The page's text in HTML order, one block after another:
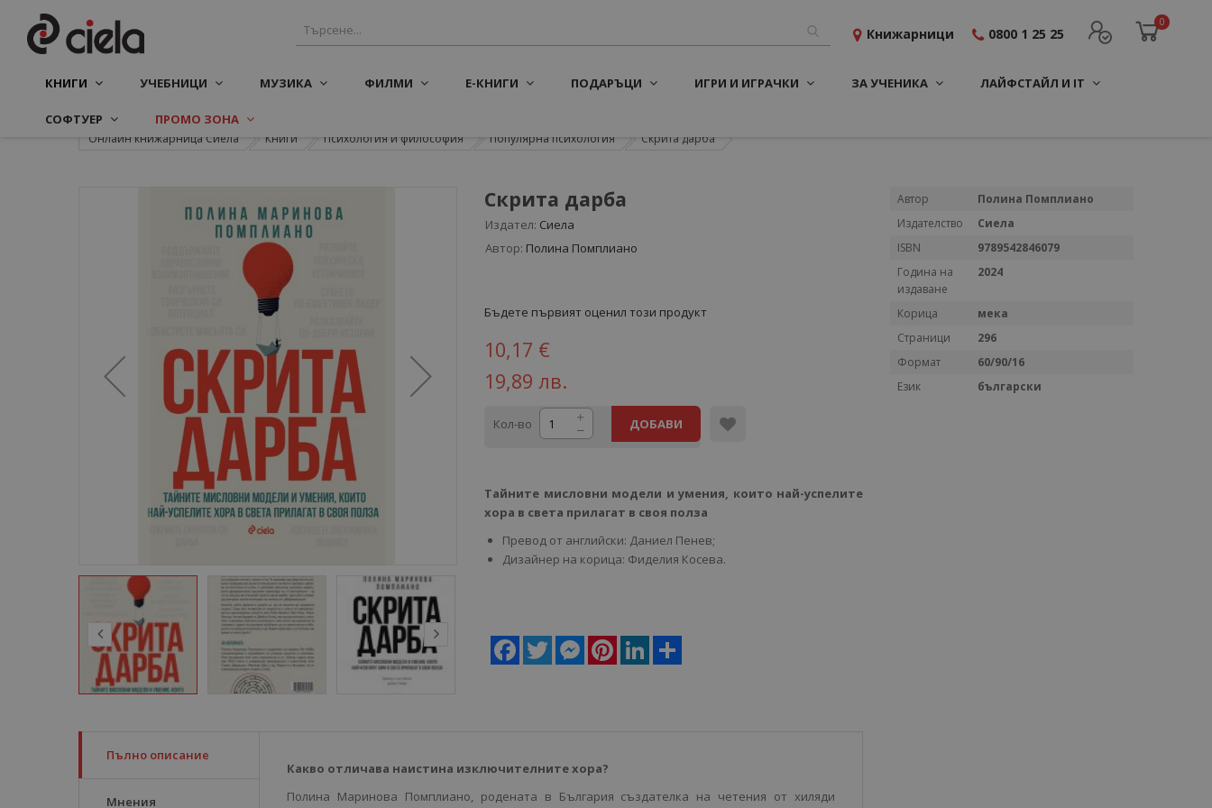
0
Книжарници 0800 1 25 25
КНИГИ УЧЕБНИЦИ МУЗИКА ФИЛМИ Е-КНИГИ ПОДАРЪЦИ ИГРИ И ИГРАЧКИ ЗА УЧЕНИКА ЛАЙФСТАЙЛ И IT
СОФТУЕР ПРОМО ЗОНА
Онлайн книжарница Сиела Книги Психология и философия Популярна психология Скрита дарба
Скрита дарба
Издател: Сиела
Автор: Полина Помплиано
Бъдете първият оценил този продукт
10,17 €
19,89 лв.
Кол-во ДОБАВИ
Тайните мисловни модели и умения, които най-успелите
хора в света прилагат в своя полза
Превод от английски: Даниел Пенев;
Дизайнер на корица: Фиделия Косева.
Facebook
Twitter MessengerPinterestLinkedIn
Пълно описание
Мнения
Какво отличава наистина изключителните хора?
Полина Маринова Помплиано, родената в България създателка на четения от хиляди
Повече
Автор
Полина Помплиано
Издателство
Сиела
ISBN
9789542846079
Година на
издаване
2024
Корица
мека
Страници
296
Формат
60/90/16
Език
български